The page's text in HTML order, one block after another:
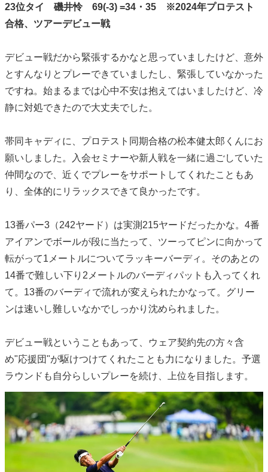
23位タイ 磯井怜 69(-3) =34・35 ※2024年プロテスト
合格、ツアーデビュー戦
デビュー戦だから緊張するかなと思っていましたけど、意外
とすんなりとプレーできていましたし、緊張していなかった
ですね。始まるまでは心中不安は抱えてはいましたけど、冷
静に対処できたので大丈夫でした。
帯同キャディに、プロテスト同期合格の松本健太郎くんにお
願いしました。入会セミナーや新人戦を一緒に過ごしていた
仲間なので、近くでプレーをサポートしてくれたこともあ
り、全体的にリラックスできて良かったです。
13番パー3（242ヤード）は実測215ヤードだったかな。4番
アイアンでボールが段に当たって、ツーってピンに向かって
転がって1メートルについてラッキーバーディ。そのあとの
14番で難しい下り2メートルのバーディパットも入ってくれ
て。13番のバーディで流れが変えられたかなって。グリー
ンは速いし難しいなかでしっかり沈められました。
デビュー戦ということもあって、ウェア契約先の方々含
め"応援団"が駆けつけてくれたことも力になりました。予選
ラウンドも自分らしいプレーを続け、上位を目指します。